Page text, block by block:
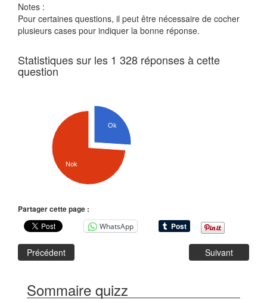
Notes :
Pour certaines questions, il peut être nécessaire de cocher
plusieurs cases pour indiquer la bonne réponse.
Statistiques sur les 1 328 réponses à cette
question
Ok
Nok
Partager cette page :
WhatsApp
Précédent Suivant
Sommaire quizz